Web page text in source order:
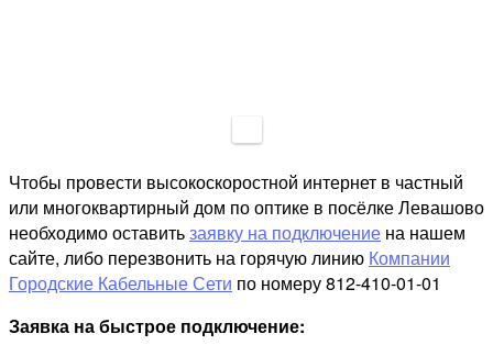
Чтобы провести высокоскоростной интернет в частный
или многоквартирный дом по оптике в посёлке Левашово
необходимо оставитьзаявку на подключение на нашем
сайте, либо перезвонить на горячую линию Компании
Городские Кабельные Сети по номеру 812-410-01-01
Заявка на быстрое подключение: